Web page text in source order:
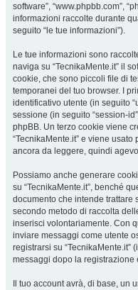
software”, “www.phpbb.com”,
informazioni raccolte durante
seguito “le tue informazioni”).
Le tue informazioni sono
naviga su “TecnikaMente.it” il
cookie, che sono piccoli file di
temporanei del tuo browser. I
identificativo utente (in seguito
sessione (in seguito “session-
phpBB. Un terzo cookie viene
“TecnikaMente.it” e viene
ancora da leggere, quindi
Possiamo anche generare
su “TecnikaMente.it”, benché
documento che intende trattare
secondo metodo di raccolta
inserisci volontariamente. Con
inviare messaggi come utente
registrarsi su “TecnikaMente.it”
messaggi dopo la registrazione
Il tuo account avrà, di base, un